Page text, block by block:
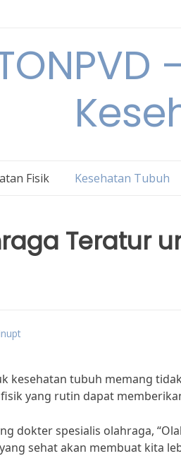
Fisik Kesehatan Tubuh
Teratur
kesehatan tubuh memang
yang rutin dapat
dokter spesialis olahraga,
sehat akan membuat kita